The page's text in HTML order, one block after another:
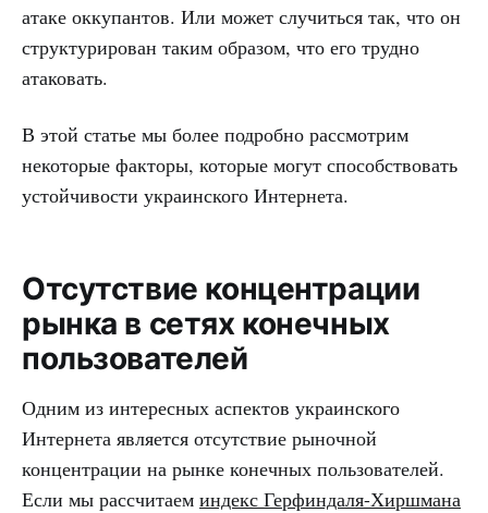
атаке оккупантов. Или может случиться так, что он
структурирован таким образом, что его трудно
атаковать.
В этой статье мы более подробно рассмотрим
некоторые факторы, которые могут способствовать
устойчивости украинского Интернета.
Отсутствие концентрации
рынка в сетях конечных
пользователей
Одним из интересных аспектов украинского
Интернета является отсутствие рыночной
концентрации на рынке конечных пользователей.
Если мы рассчитаем индекс Герфиндаля-Хиршмана